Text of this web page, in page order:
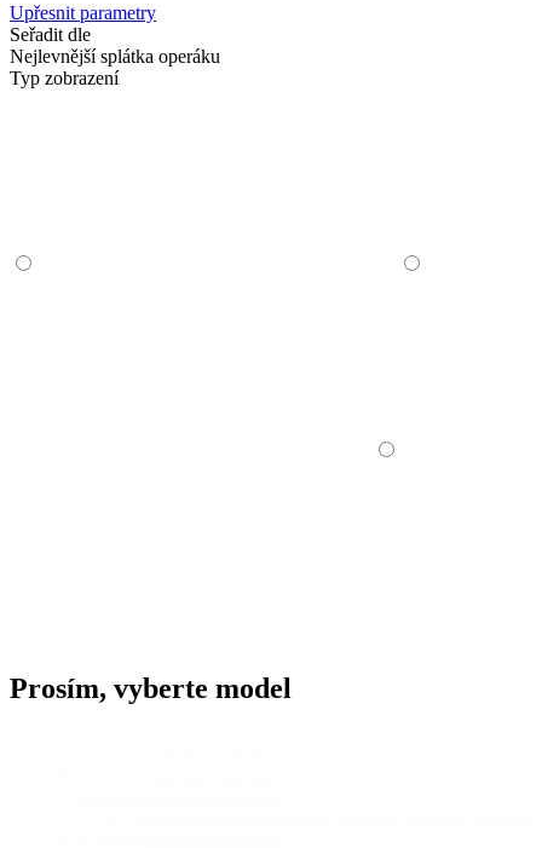
Upřesnit parametry
Seřadit dle
Nejlevnější splátka operáku
Typ zobrazení
Prosím, vyberte model